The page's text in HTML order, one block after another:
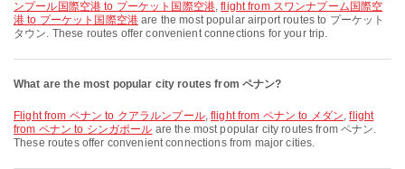
ンプール国際空港 to プーケット国際空港,flight from スワンナプーム国際空
港 to プーケット国際空港are the most popular airport routes to プーケット
タウン. These routes offer convenient connections for your trip.
What are the most popular city routes from ペナン?
flight from ペナン to クアラルンプール,flight from ペナン to メダン,flight
from ペナン to シンガポール are the most popular city routes from ペナン.
These routes offer convenient connections from major cities.